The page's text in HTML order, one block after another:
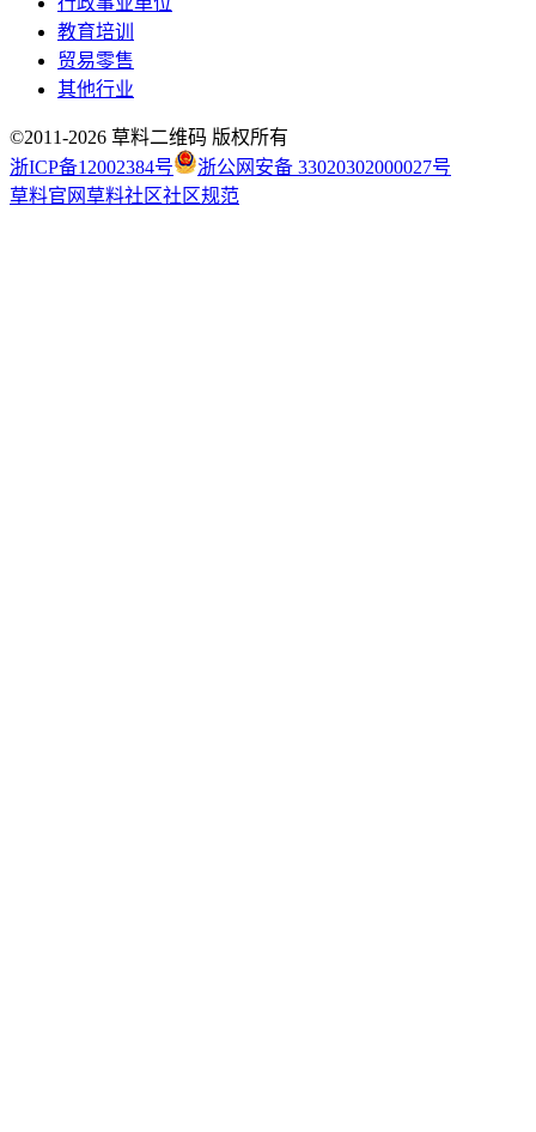
教育培训
贸易零售
其他行业
©2011-2026 草料二维码 版权所有
浙ICP备12002384号
浙公网安备 33020302000027号
草料官网草料社区社区规范